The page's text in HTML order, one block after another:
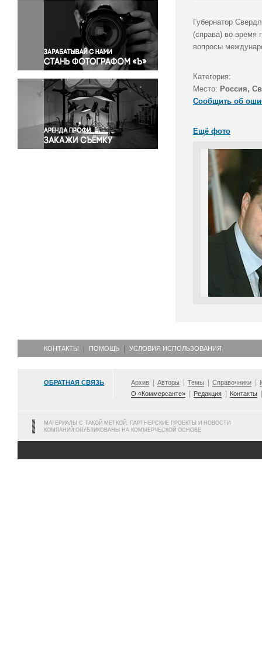
Окружающая среда
Политика
Правосудие
Происшествия и конфликты
Религия
Светская жизнь
Спорт
Экология
Экономика и бизнес
Губернатор
(справа) во время
вопросы
Категория:
Место: Россия,
Сообщить об
Ещё фото
КОНТАКТЫ ПОМОЩЬ УСЛОВИЯ ИСПОЛЬЗОВАНИЯ
ОБРАТНАЯ СВЯЗЬ Архив Авторы Темы Справочники
О «Коммерсанте»
Редакция Контакты
МАТЕРИАЛЫ С ТАКОЙ МЕТКОЙ, ПАРТНЕРСКИЕ ПРОЕКТЫ И НОВОСТИ
КОМПАНИЙ ОПУБЛИКОВАНЫ НА КОММЕРЧЕСКОЙ ОСНОВЕ